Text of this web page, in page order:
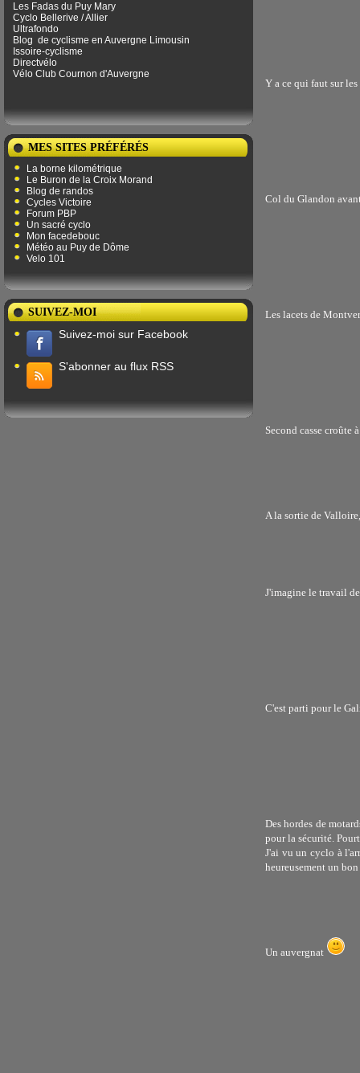
Les Fadas du Puy Mary
Cyclo Bellerive / Allier
Ultrafondo
Blog de ​​cyclisme en Auvergne Limousin
Issoire-cyclisme
Directvélo
Vélo Club Cournon d'Auvergne
MES SITES PRÉFÉRÉS
La borne kilométrique
Le Buron de la Croix Morand
Blog de randos
Cycles Victoire
Forum PBP
Un sacré cyclo
Mon facedebouc
Météo au Puy de Dôme
Velo 101
SUIVEZ-MOI
Suivez-moi sur Facebook
S'abonner au flux RSS
Y a ce qui faut sur
Col du Glandon
Les lacets de
Second casse croûte
A la sortie de
J'imagine le travail
C'est parti pour le
Des hordes de
pour la sécurité.
J'ai vu un cyclo à
heureusement un
Un auvergnat